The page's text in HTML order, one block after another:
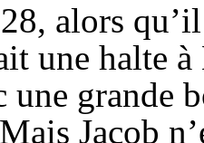
alors
une halte
une grande
Jacob